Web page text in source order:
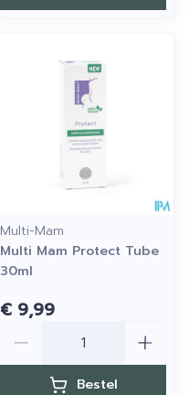
Multi-Mam
Multi Mam Protect Tube
30ml
€ 9,99
Bestel